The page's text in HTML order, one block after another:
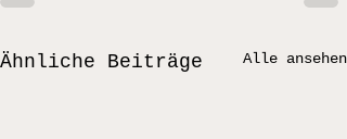
Ähnliche Beiträge Alle ansehen